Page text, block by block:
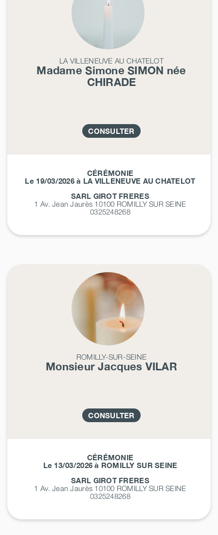
LA VILLENEUVE AU CHATELOT
Madame SimoneSIMON née
CHIRADE
CONSULTER
CÉRÉMONIE
Le 19/03/2026 à LA VILLENEUVE AU CHATELOT
SARL GIROT FRERES
1 Av. Jean Jaurès 10100 ROMILLY SUR SEINE
0325248268
ROMILLY-SUR-SEINE
Monsieur Jacques VILAR
CONSULTER
CÉRÉMONIE
Le 13/03/2026 à ROMILLY SUR SEINE
SARL GIROT FRERES
1 Av. Jean Jaurès 10100 ROMILLY SUR SEINE
0325248268